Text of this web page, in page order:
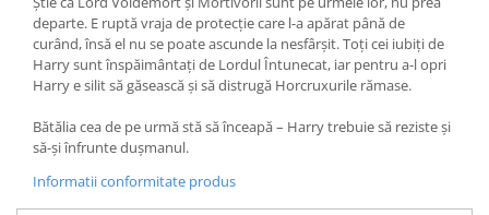
Cărți ilustrate și interactive
Povești și ficțiune pentru copii
Enciclopedii și atlase pentru copii
Materiale educaționale
Benzi desenate
Hobby și activități pentru copii
Educație și carte școlară
departe. E ruptă vraja de protecție care l-a apărat până de
curând, însă el nu se poate ascunde la nesfârșit. Toți cei iubiți de
Harry sunt înspăimântați de Lordul Întunecat, iar pentru a-l opri
Harry e silit să găsească și să distrugă Horcruxurile rămase.
Bătălia cea de pe urmă stă să înceapă – Harry trebuie să reziste și
să-și înfrunte dușmanul.
Informatii conformitate produs